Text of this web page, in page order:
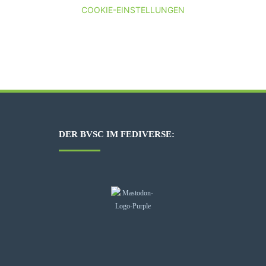
COOKIE-EINSTELLUNGEN
DER BVSC IM FEDIVERSE: